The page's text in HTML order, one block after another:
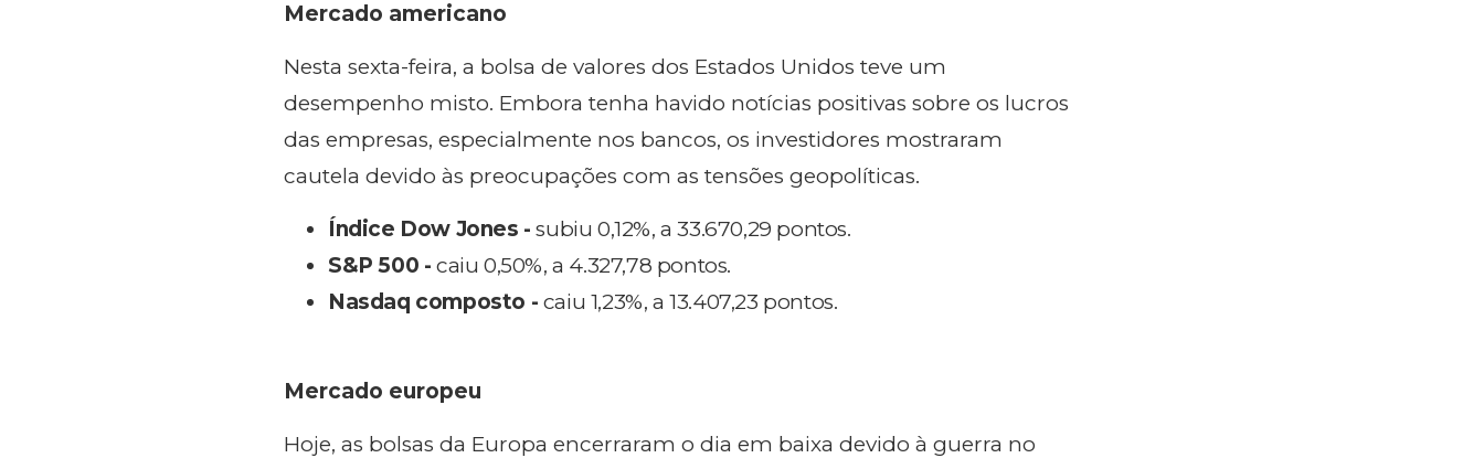
Mercado americano
Nesta sexta-feira, a bolsa de valores dos Estados Unidos teve um
desempenho misto. Embora tenha havido notícias positivas sobre os lucros
das empresas, especialmente nos bancos, os investidores mostraram
cautela devido às preocupações com as tensões geopolíticas.
Índice Dow Jones - subiu 0,12%, a 33.670,29 pontos.
S&P 500 - caiu 0,50%, a 4.327,78 pontos.
Nasdaq composto - caiu 1,23%, a 13.407,23 pontos.
Mercado europeu
Hoje, as bolsas da Europa encerraram o dia em baixa devido à guerra no